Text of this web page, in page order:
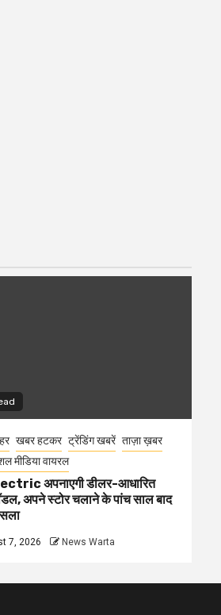
खबर हटकर ट्रेंडिंग खबरें ताज़ा ख़बर
मीडिया वायरल
अपनाएगी डीलर-आधारित
अपने स्टोर चलाने के पांच साल बाद
7, 2026 News Warta